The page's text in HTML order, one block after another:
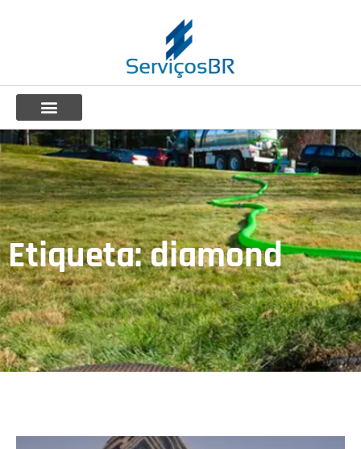
Etiqueta: diamond